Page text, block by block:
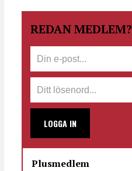
REDAN MEDLEM?
LOGGA IN
Plusmedlem